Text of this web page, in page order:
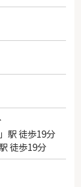
駅 徒歩19分
徒歩19分